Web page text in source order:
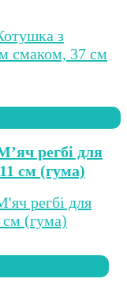
регбі для
см (гума)